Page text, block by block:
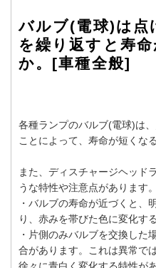
バルブ(電球)は点
を繰り返すと寿
か。[車種全般]
各種ランプのバルブ(電球)は
ことによって、寿命が短くな
また、ディスチャージヘッド
うな特性や注意点があります。
・バルブの寿命が近づくと、
り、赤みを帯びた色に変化す
・片側のみバルブを交換した
合があります。これは異常で